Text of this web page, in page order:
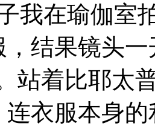
我在瑜伽室
，结果镜头
站着比耶太
连衣服本身